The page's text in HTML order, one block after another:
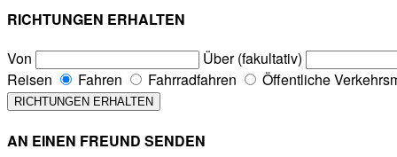
RICHTUNGEN ERHALTEN
Von
Über (fakultativ)
Reisen
Fahren Fahrradfahren Öffentliche
AN EINEN FREUND SENDEN